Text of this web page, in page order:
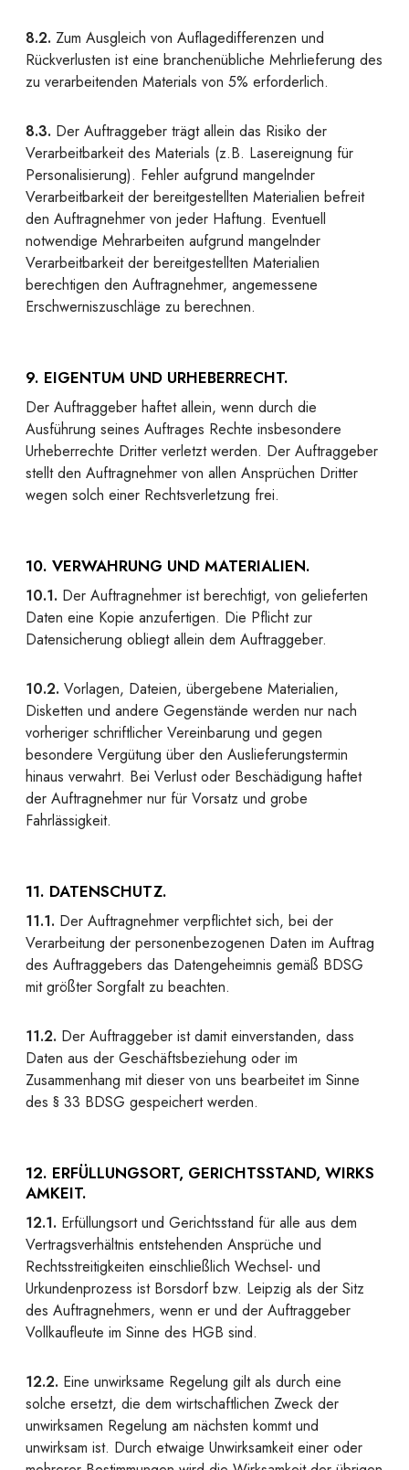
8.2. Zum Ausgleich von Auflagedifferenzen und
Rückverlusten ist eine branchenübliche Mehrlieferung des
zu verarbeitenden Materials von 5% erforderlich.
8.3. Der Auftraggeber trägt allein das Risiko der
Verarbeitbarkeit des Materials (z.B. Lasereignung für
Personalisierung). Fehler aufgrund mangelnder
Verarbeitbarkeit der bereitgestellten Materialien befreit
den Auftragnehmer von jeder Haftung. Eventuell
notwendige Mehrarbeiten aufgrund mangelnder
Verarbeitbarkeit der bereitgestellten Materialien
berechtigen den Auftragnehmer, angemessene
Erschwerniszuschläge zu berechnen.
9. EIGENTUM UND URHEBERRECHT.
Der Auftraggeber haftet allein, wenn durch die
Ausführung seines Auftrages Rechte insbesondere
Urheberrechte Dritter verletzt werden. Der Auftraggeber
stellt den Auftragnehmer von allen Ansprüchen Dritter
wegen solch einer Rechtsverletzung frei.
10. VERWAHRUNG UND MATERIALIEN.
10.1. Der Auftragnehmer ist berechtigt, von gelieferten
Daten eine Kopie anzufertigen. Die Pflicht zur
Datensicherung obliegt allein dem Auftraggeber.
10.2. Vorlagen, Dateien, übergebene Materialien,
Disketten und andere Gegenstände werden nur nach
vorheriger schriftlicher Vereinbarung und gegen
besondere Vergütung über den Auslieferungstermin
hinaus verwahrt. Bei Verlust oder Beschädigung haftet
der Auftragnehmer nur für Vorsatz und grobe
Fahrlässigkeit.
11. DATENSCHUTZ.
11.1. Der Auftragnehmer verpflichtet sich, bei der
Verarbeitung der personenbezogenen Daten im Auftrag
des Auftraggebers das Datengeheimnis gemäß BDSG
mit größter Sorgfalt zu beachten.
11.2. Der Auftraggeber ist damit einverstanden, dass
Daten aus der Geschäftsbeziehung oder im
Zusammenhang mit dieser von uns bearbeitet im Sinne
des § 33 BDSG gespeichert werden.
12. ERFÜLLUNGSORT, GERICHTSSTAND, WIRKS
AMKEIT.
12.1. Erfüllungsort und Gerichtsstand für alle aus dem
Vertragsverhältnis entstehenden Ansprüche und
Rechtsstreitigkeiten einschließlich Wechsel- und
Urkundenprozess ist Borsdorf bzw. Leipzig als der Sitz
des Auftragnehmers, wenn er und der Auftraggeber
Vollkaufleute im Sinne des HGB sind.
12.2. Eine unwirksame Regelung gilt als durch eine
solche ersetzt, die dem wirtschaftlichen Zweck der
unwirksamen Regelung am nächsten kommt und
unwirksam ist. Durch etwaige Unwirksamkeit einer oder